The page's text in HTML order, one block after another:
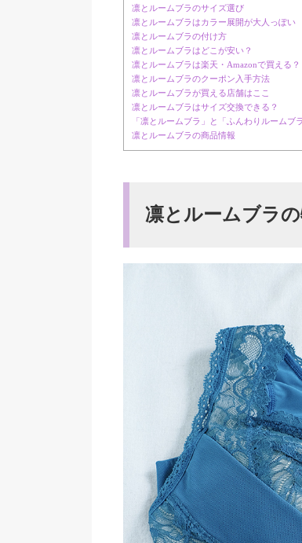
凛とルームブラのサイズ選び
凛とルームブラはカラー展開が大人っぽい
凛とルームブラの付け方
凛とルームブラはどこが安い？
凛とルームブラは楽天・Amazonで買える？
凛とルームブラのクーポン入手方法
凛とルームブラが買える店舗はここ
凛とルームブラはサイズ交換できる？
「凛とルームブラ」と「ふんわりルームブ
凛とルームブラの商品情報
凛とルームブラ